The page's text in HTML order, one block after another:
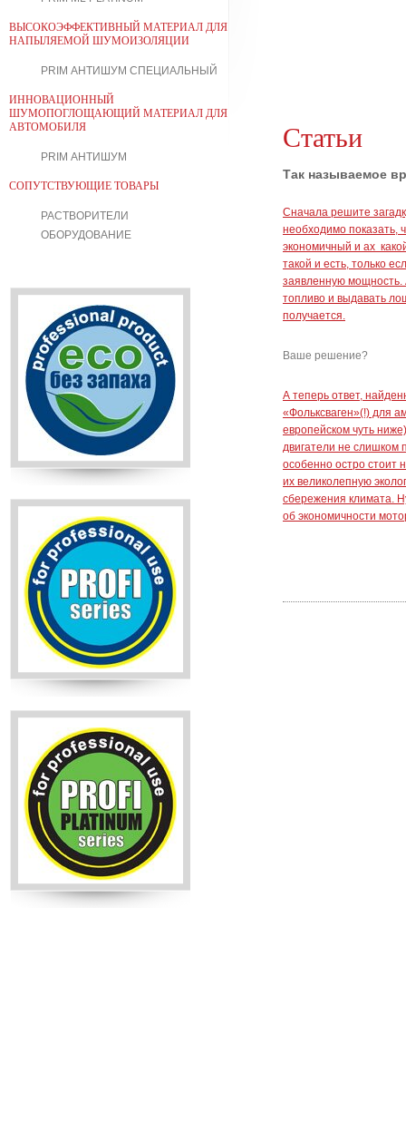
ВЫСОКОЭФФЕКТИВНЫЙ МАТЕРИАЛ ДЛЯ
НАПЫЛЯЕМОЙ ШУМОИЗОЛЯЦИИ
PRIM АНТИШУМ СПЕЦИАЛЬНЫЙ
ИННОВАЦИОННЫЙ
ШУМОПОГЛОЩАЮЩИЙ МАТЕРИАЛ ДЛЯ
АВТОМОБИЛЯ
PRIM АНТИШУМ
СОПУТСТВУЮЩИЕ ТОВАРЫ
РАСТВОРИТЕЛИ
ОБОРУДОВАНИЕ
Статьи
Так называемое
Сначала решите
необходимо показать,
экономичный и ах
такой и есть, только
заявленную мощность.
топливо и выдавать
получается.
Ваше решение?
А теперь ответ,
«Фольксваген»(!) для
европейском чуть
двигатели не слишком
особенно остро стоит
их великолепную
сбережения климата.
об экономичности